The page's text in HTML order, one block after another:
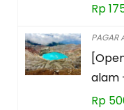
Rp
PAGAR
alam
Rp